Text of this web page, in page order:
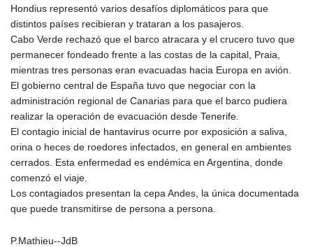
Hondius representó varios desafíos diplomáticos para que
distintos países recibieran y trataran a los pasajeros.
Cabo Verde rechazó que el barco atracara y el crucero tuvo que
permanecer fondeado frente a las costas de la capital, Praia,
mientras tres personas eran evacuadas hacia Europa en avión.
El gobierno central de España tuvo que negociar con la
administración regional de Canarias para que el barco pudiera
realizar la operación de evacuación desde Tenerife.
El contagio inicial de hantavirus ocurre por exposición a saliva,
orina o heces de roedores infectados, en general en ambientes
cerrados. Esta enfermedad es endémica en Argentina, donde
comenzó el viaje.
Los contagiados presentan la cepa Andes, la única documentada
que puede transmitirse de persona a persona.
P.Mathieu--JdB